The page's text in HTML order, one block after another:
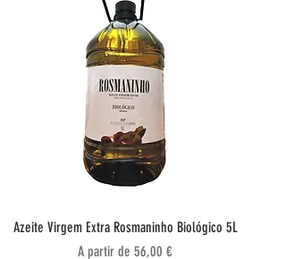
p
o
r
1
l
i
t
r
o
Azeite Virgem Extra Rosmaninho Biológico 5L
A partir de 56,00 €
Preço promocional